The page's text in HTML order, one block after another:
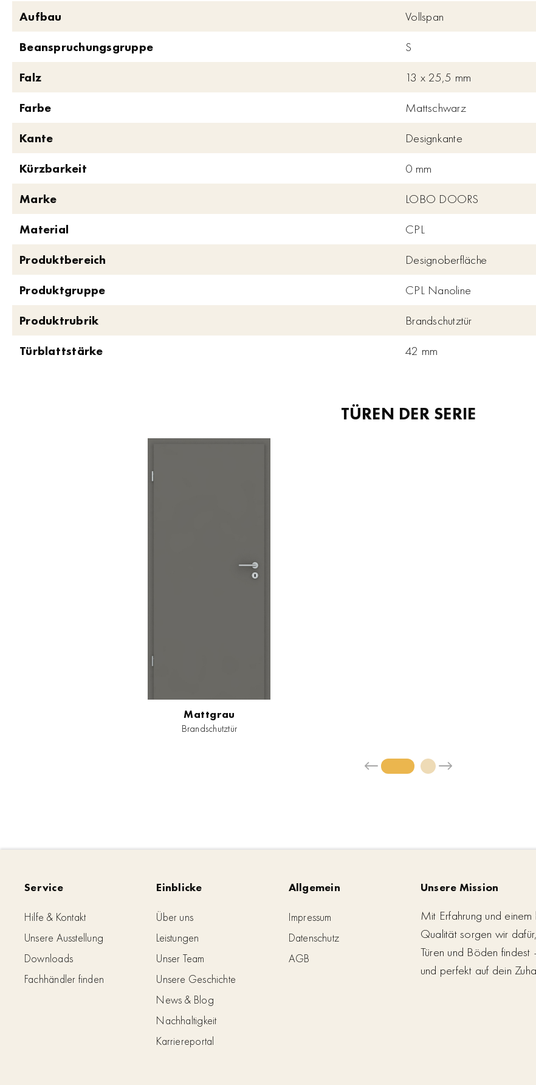
Aufbau
Vollspan
Beanspruchungsgruppe
S
Falz
13 x 25,5 mm
Farbe
Mattschwarz
Kante
Designkante
Kürzbarkeit
0 mm
Marke
LOBO DOORS
Material
CPL
Produktbereich
Designoberfläche
Produktgruppe
CPL Nanoline
Produktrubrik
Brandschutztür
Türblattstärke
42 mm
TÜREN DER SERIE
Mattgrau
Brandschutztür
Service
Hilfe & Kontakt
Unsere Ausstellung
Downloads
Fachhändler finden
Einblicke
Über uns
Leistungen
Unser Team
Unsere Geschichte
News & Blog
Nachhaltigkeit
Karriereportal
Allgemein
Impressum
Datenschutz
AGB
Unsere Mission
Mit Erfahrung und
Qualität sorgen wir
Türen und Böden
und perfekt auf dein